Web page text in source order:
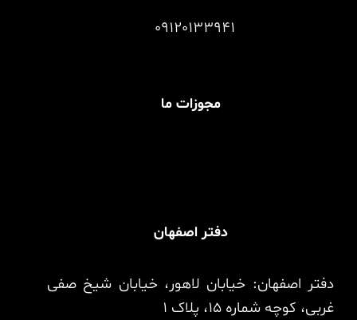
09120133941
مجوزات ما
دفتر اصفهان
دفتر اصفهان: خیابان لاهور، خیابان شیخ صفی
غربی، کوچه شماره 15، پلاک 1